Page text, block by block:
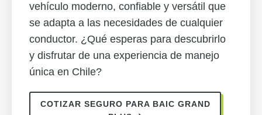
vehículo moderno, confiable y versátil que
se adapta a las necesidades de cualquier
conductor. ¿Qué esperas para descubrirlo
y disfrutar de una experiencia de manejo
única en Chile?
COTIZAR SEGURO PARA BAIC GRAND